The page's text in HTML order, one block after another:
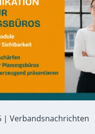
| Verbandsnachrichten